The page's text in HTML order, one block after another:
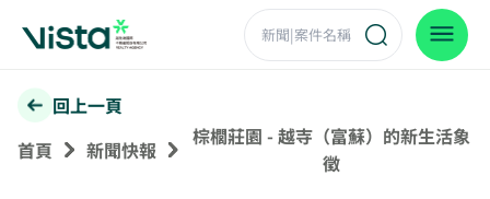
回上一頁
首頁
新聞快報
棕櫚莊園 - 越寺（富蘇）的新生活象
徵